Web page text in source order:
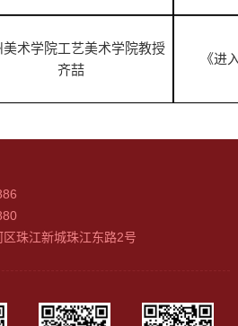
美术学院工艺美术学院教授
齐喆
《进
珠江新城珠江东路2号